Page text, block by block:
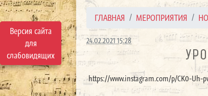
Версия сайта
для
слабовидящих
ГЛАВНАЯ МЕРОПРИЯТИЯ
24.02.2021 15:28
https://www.instagram.com/p/CK0-Uh-